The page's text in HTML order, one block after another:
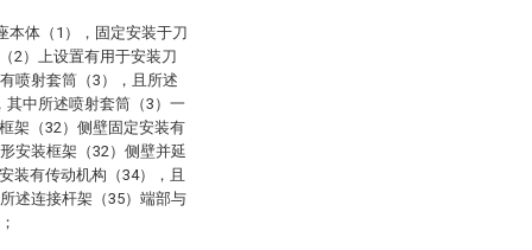
本体（1），固定安装于刀
2）上设置有用于安装刀
喷射套筒（3），且所述
中所述喷射套筒（3）一
架（32）侧壁固定安装有
安装框架（32）侧壁并延
装有传动机构（34），且
述连接杆架（35）端部与